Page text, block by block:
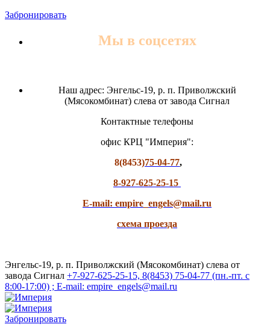
Забронировать
Мы в соцсетях
Наш адрес: Энгельс-19, р. п. Приволжский
(Мясокомбинат) слева от завода Сигнал
Контактные телефоны
офис КРЦ "Империя":
8(8453)75-04-77,
8-927-625-25-15
E-mail: empire_engels@mail.ru
схема проезда
Энгельс-19, р. п. Приволжский (Мясокомбинат) слева от
завода Сигнал +7-927-625-25-15, 8(8453) 75-04-77 (пн.-пт. с
8:00-17:00) ; E-mail: empire_engels@mail.ru
Забронировать